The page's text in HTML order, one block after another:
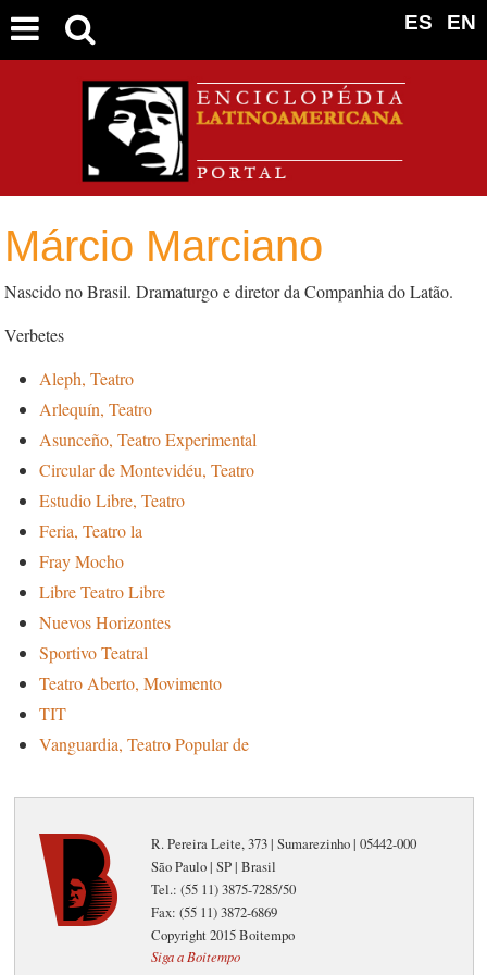
EN
ES
Márcio Marciano
Nascido no Brasil. Dramaturgo e diretor da Companhia do Latão.
Verbetes
Aleph, Teatro
Arlequín, Teatro
Asunceño, Teatro Experimental
Circular de Montevidéu, Teatro
Estudio Libre, Teatro
Feria, Teatro la
Fray Mocho
Libre Teatro Libre
Nuevos Horizontes
Sportivo Teatral
Teatro Aberto, Movimento
TIT
Vanguardia, Teatro Popular de
R. Pereira Leite, 373 | Sumarezinho | 05442-000
São Paulo | SP | Brasil
Tel.: (55 11) 3875-7285/50
Fax: (55 11) 3872-6869
Copyright 2015 Boitempo
Siga a Boitempo